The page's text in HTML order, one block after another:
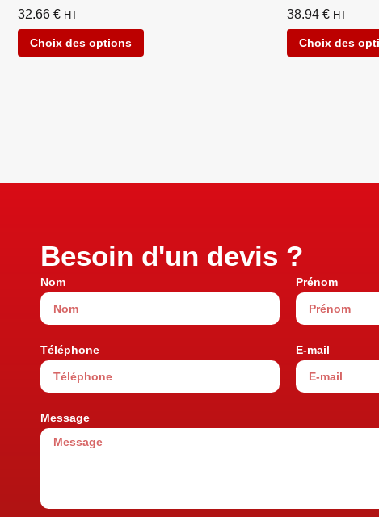
32.66 € HT
Choix des options
38.94 € HT
Choix des
Besoin d'un devis ?
Nom Prénom
Téléphone E-mail
Message